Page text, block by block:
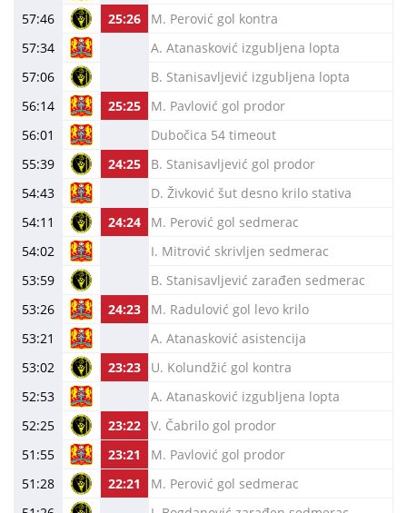
57:46
25:26
M. Perović gol kontra
57:34
A. Atanasković izgubljena lopta
57:06
B. Stanisavljević izgubljena lopta
56:14
25:25
M. Pavlović gol prodor
56:01
Dubočica 54 timeout
55:39
24:25
B. Stanisavljević gol prodor
54:43
D. Živković šut desno krilo stativa
54:11
24:24
M. Perović gol sedmerac
54:02
I. Mitrović skrivljen sedmerac
53:59
B. Stanisavljević zarađen sedmerac
53:26
24:23
M. Radulović gol levo krilo
53:21
A. Atanasković asistencija
53:02
23:23
U. Kolundžić gol kontra
52:53
A. Atanasković izgubljena lopta
52:25
23:22 V. Čabrilo gol prodor
51:55
23:21
M. Pavlović gol prodor
51:28
22:21
M. Perović gol sedmerac